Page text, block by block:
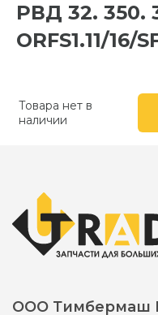
РВД 32. 350.
ORFS1.11/16/
Товара нет в
наличии
ООО Тимбермаш